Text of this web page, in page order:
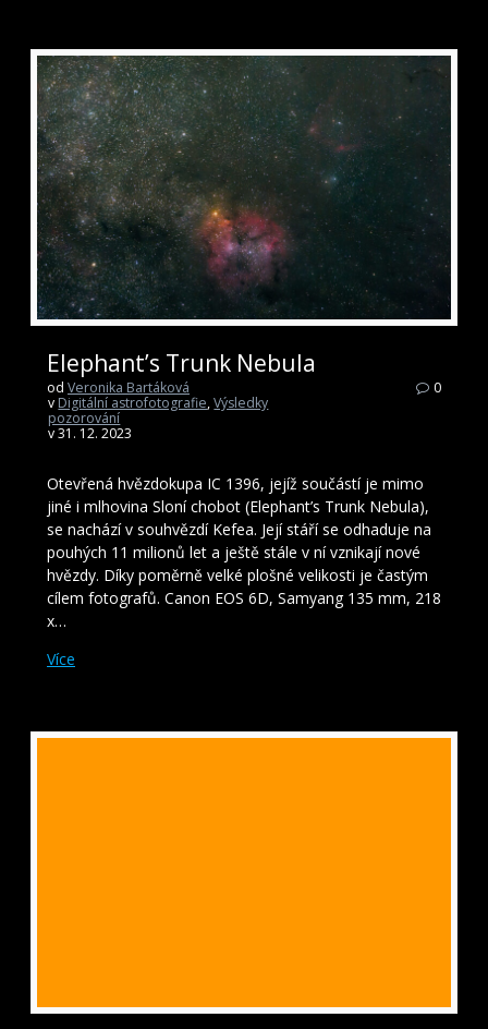
Elephant’s Trunk Nebula
od Veronika Bartáková
v Digitální astrofotografie,Výsledky
pozorování
v 31. 12. 2023
0
Otevřená hvězdokupa IC 1396, jejíž součástí je mimo
jiné i mlhovina Sloní chobot (Elephant’s Trunk Nebula),
se nachází v souhvězdí Kefea. Její stáří se odhaduje na
pouhých 11 milionů let a ještě stále v ní vznikají nové
hvězdy. Díky poměrně velké plošné velikosti je častým
cílem fotografů. Canon EOS 6D, Samyang 135 mm, 218
x…
Více